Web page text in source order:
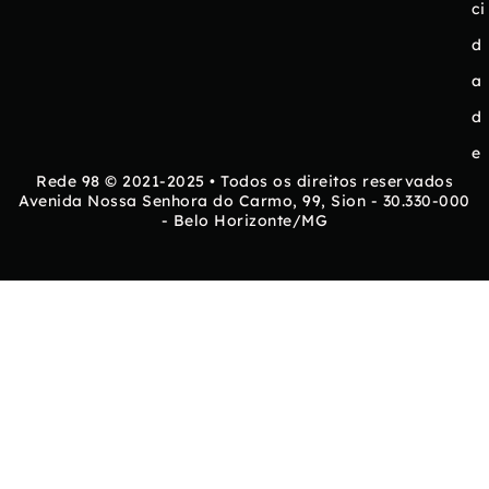
ci
d
a
d
e
Rede 98 © 2021-2025 • Todos os direitos reservados
Avenida Nossa Senhora do Carmo, 99, Sion - 30.330-000
- Belo Horizonte/MG